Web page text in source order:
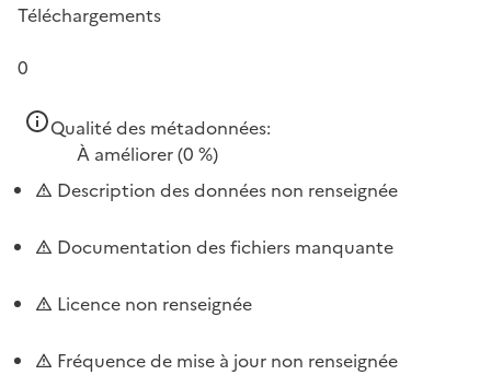
Téléchargements
0
Qualité des métadonnées:
À améliorer(0 %)
Description des données non renseignée
Documentation des fichiers manquante
Licence non renseignée
Fréquence de mise à jour non renseignée